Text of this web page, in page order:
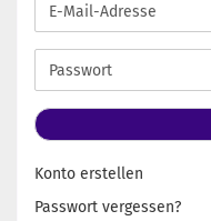
E-
Mail-
Adresse
Passwort
Konto erstellen
Passwort vergessen?